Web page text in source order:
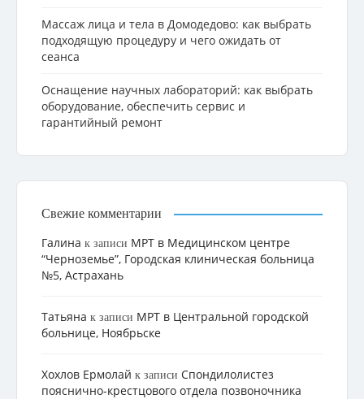
Массаж лица и тела в Домодедово: как выбрать
подходящую процедуру и чего ожидать от
сеанса
Оснащение научных лабораторий: как выбрать
оборудование, обеспечить сервис и
гарантийный ремонт
Свежие комментарии
Галина к записи МРТ в Медицинском центре
“Черноземье”, Городская клиническая больница
№5, Астрахань
Татьяна к записи МРТ в Центральной городской
больнице, Ноябрьске
Хохлов Ермолай к записи Cпондилолистез
пояснично-крестцового отдела позвоночника